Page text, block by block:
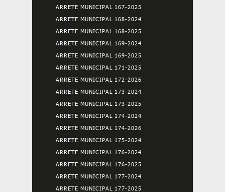
ARRETE MUNICIPAL 167-2025
ARRETE MUNICIPAL 168-2024
ARRETE MUNICIPAL 168-2025
ARRETE MUNICIPAL 169-2024
ARRETE MUNICIPAL 169-2025
ARRETE MUNICIPAL 171-2025
ARRETE MUNICIPAL 172-2026
ARRETE MUNICIPAL 173-2024
ARRETE MUNICIPAL 173-2025
ARRETE MUNICIPAL 174-2024
ARRETE MUNICIPAL 174-2026
ARRETE MUNICIPAL 175-2024
ARRETE MUNICIPAL 176-2024
ARRETE MUNICIPAL 176-2025
ARRETE MUNICIPAL 177-2024
ARRETE MUNICIPAL 177-2025